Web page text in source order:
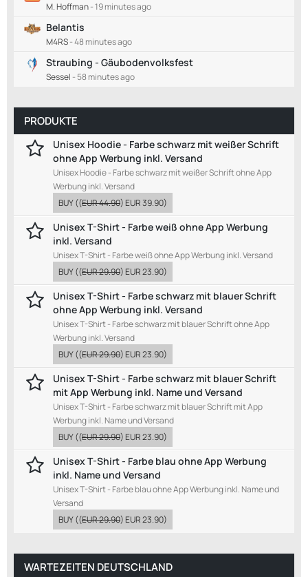
M. Hoffman-19 minutes ago
Belantis
M4RS-48 minutes ago
Straubing - Gäubodenvolksfest
Sessel -58 minutes ago
PRODUKTE
Unisex Hoodie - Farbe schwarz mit weißer Schrift
ohne App Werbung inkl. Versand
Unisex Hoodie - Farbe schwarz mit weißer Schrift ohne App
Werbung inkl. Versand
BUY((EUR 44.90)EUR 39.90)
Unisex T-Shirt - Farbe weiß ohne App Werbung
inkl. Versand
Unisex T-Shirt - Farbe weiß ohne App Werbung inkl. Versand
BUY((EUR 29.90)EUR 23.90)
Unisex T-Shirt - Farbe schwarz mit blauer Schrift
ohne App Werbung inkl. Versand
Unisex T-Shirt - Farbe schwarz mit blauer Schrift ohne App
Werbung inkl. Versand
BUY((EUR 29.90)EUR 23.90)
Unisex T-Shirt - Farbe schwarz mit blauer Schrift
mit App Werbung inkl. Name und Versand
Unisex T-Shirt - Farbe schwarz mit blauer Schrift mit App
Werbung inkl. Name und Versand
BUY((EUR 29.90)EUR 23.90)
Unisex T-Shirt - Farbe blau ohne App Werbung
inkl. Name und Versand
Unisex T-Shirt - Farbe blau ohne App Werbung inkl. Name und
Versand
BUY((EUR 29.90)EUR 23.90)
WARTEZEITEN DEUTSCHLAND